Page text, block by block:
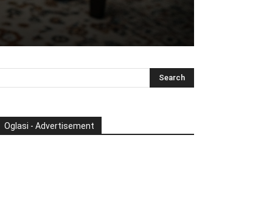
Oglasi - Advertisement